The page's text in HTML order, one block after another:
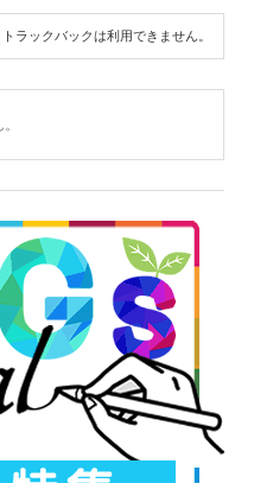
トラックバックは利用できません。